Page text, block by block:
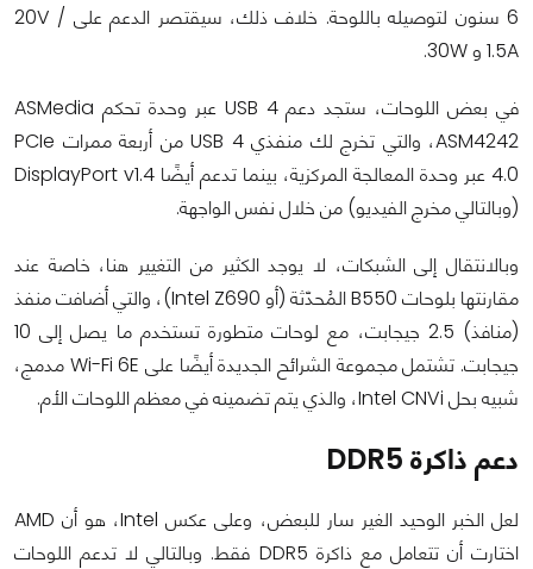
6 سنون لتوصيله باللوحة. خلاف ذلك، سيقتصر الدعم على 20V /
1.5A و 30W.
في بعض اللوحات، ستجد دعم USB 4 عبر وحدة تحكم ASMedia
ASM4242، والتي تخرج لك منفذي USB 4 من أربعة ممرات PCIe
4.0 عبر وحدة المعالجة المركزية، بينما تدعم أيضًا DisplayPort v1.4
(وبالتالي مخرج الفيديو) من خلال نفس الواجهة.
وبالانتقال إلى الشبكات، لا يوجد الكثير من التغيير هنا، خاصة عند
مقارنتها بلوحات B550 المُحدّثة (أو Intel Z690)، والتي أضافت منفذ
(منافذ) 2.5 جيجابت، مع لوحات متطورة تستخدم ما يصل إلى 10
جيجابت. تشتمل مجموعة الشرائح الجديدة أيضًا على Wi-Fi 6E مدمج،
شبيه بحل Intel CNVi، والذي يتم تضمينه في معظم اللوحات الأم.
دعم ذاكرة DDR5
لعل الخبر الوحيد الغير سار للبعض، وعلى عكس Intel، هو أن AMD
اختارت أن تتعامل مع ذاكرة DDR5 فقط. وبالتالي لا تدعم اللوحات